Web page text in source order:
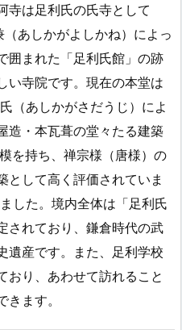
寺は足利氏の氏寺として
あしかがよしかね）によっ
囲まれた「足利氏館」の跡
い寺院です。現在の本堂は
（あしかがさだうじ）によ
造・本瓦葺の堂々たる建築
を持ち、禅宗様（唐様）の
として高く評価されていま
した。境内全体は「足利氏
されており、鎌倉時代の武
遺産です。また、足利学校
おり、あわせて訪れること
ます。